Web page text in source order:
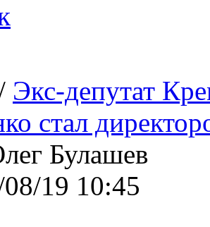
Экс-депутат
стал
Булашев
19 10:45